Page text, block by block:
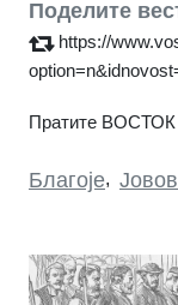
Поделите
https://
Пратите ВОСТОК
Благоје,